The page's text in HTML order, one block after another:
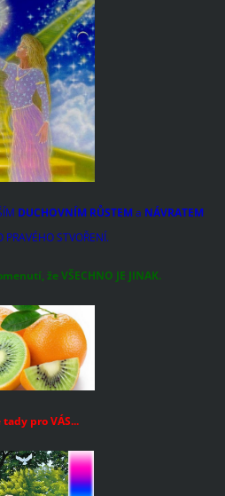
DUCHOVNÍM RŮSTEMa NÁVRATEM
PRAVÉHO STVOŘENÍ.
že VŠECHNO JE JINAK.
tady pro VÁS...